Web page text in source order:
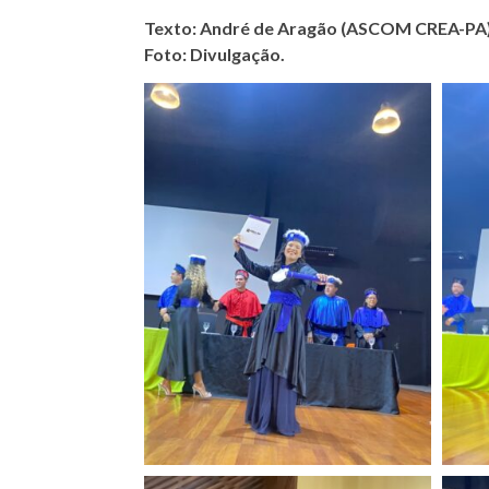
Texto: André de Aragão (ASCOM CREA-
Foto: Divulgação.